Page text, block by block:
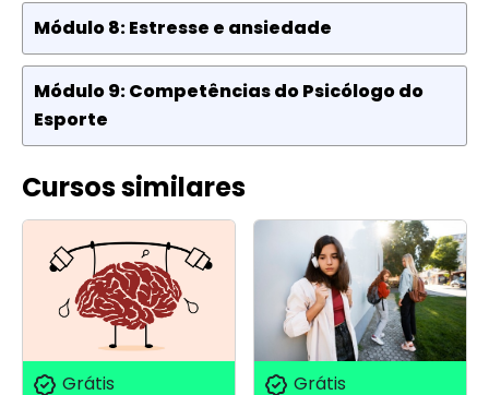
Módulo 8: Estresse e ansiedade
Módulo 9: Competências do Psicólogo do
Esporte
Cursos similares
Grátis Grátis